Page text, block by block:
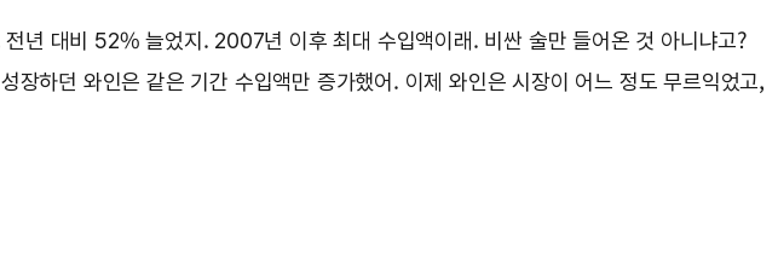
전년 대비 52% 늘었지. 2007년 이후 최대 수입액이래. 비싼 술만 들어온 것 아니냐고?
하던 와인은 같은 기간 수입액만 증가했어. 이제 와인은 시장이 어느 정도 무르익었고,